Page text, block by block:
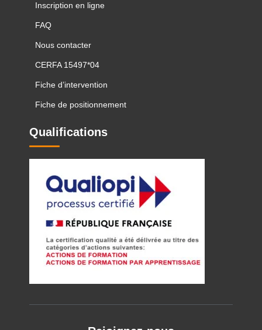
Inscription en ligne
FAQ
Nous contacter
CERFA 15497*04
Fiche d’intervention
Fiche de positionnement
Qualifications